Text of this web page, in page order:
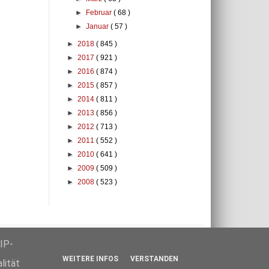
►
Februar( 68 )
►Januar( 57 )
► 2018 ( 845 )
► 2017 ( 921 )
► 2016 ( 874 )
► 2015 ( 857 )
► 2014 ( 811 )
► 2013 ( 856 )
► 2012 ( 713 )
► 2011 ( 552 )
► 2010 ( 641 )
► 2009 ( 509 )
► 2008 ( 523 )
WEITERE INFOS VERSTANDEN